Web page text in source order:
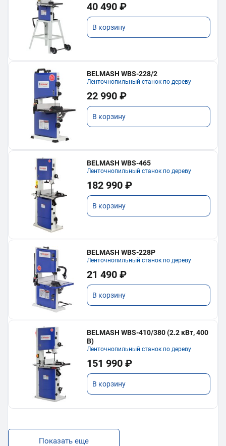
40 490 ₽
В корзину
BELMASH WBS-228/2
Ленточнопильный станок по дереву
22 990 ₽
В корзину
BELMASH WBS-465
Ленточнопильный станок по дереву
182 990 ₽
В корзину
BELMASH WBS-228P
Ленточнопильный станок по дереву
21 490 ₽
В корзину
BELMASH WBS-410/380 (2.2 кВт, 400
В)
Ленточнопильный станок по дереву
151 990 ₽
В корзину
Показать еще